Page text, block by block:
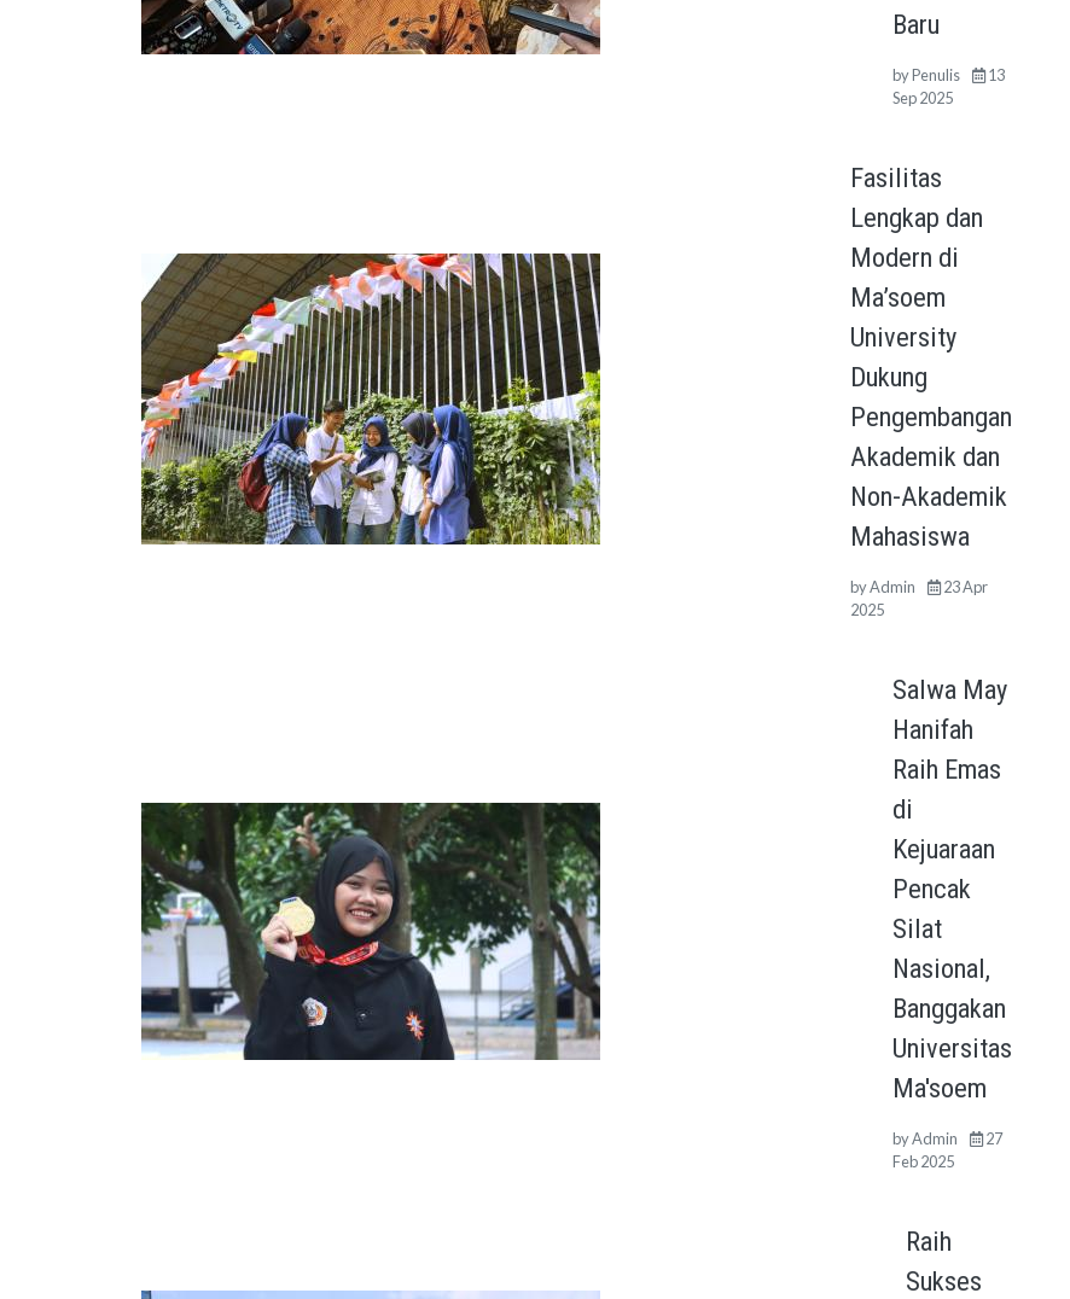
Baru
byPenulis
13
Sep 2025
Fasilitas
Lengkap dan
Modern di
Ma’soem
University
Dukung
Pengembangan
Akademik dan
Non-Akademik
Mahasiswa
byAdmin
23 Apr
2025
Salwa May
Hanifah
Raih Emas
di
Kejuaraan
Pencak
Silat
Nasional,
Banggakan
Universitas
Ma'soem
byAdmin
27
Feb 2025
Raih
Sukses